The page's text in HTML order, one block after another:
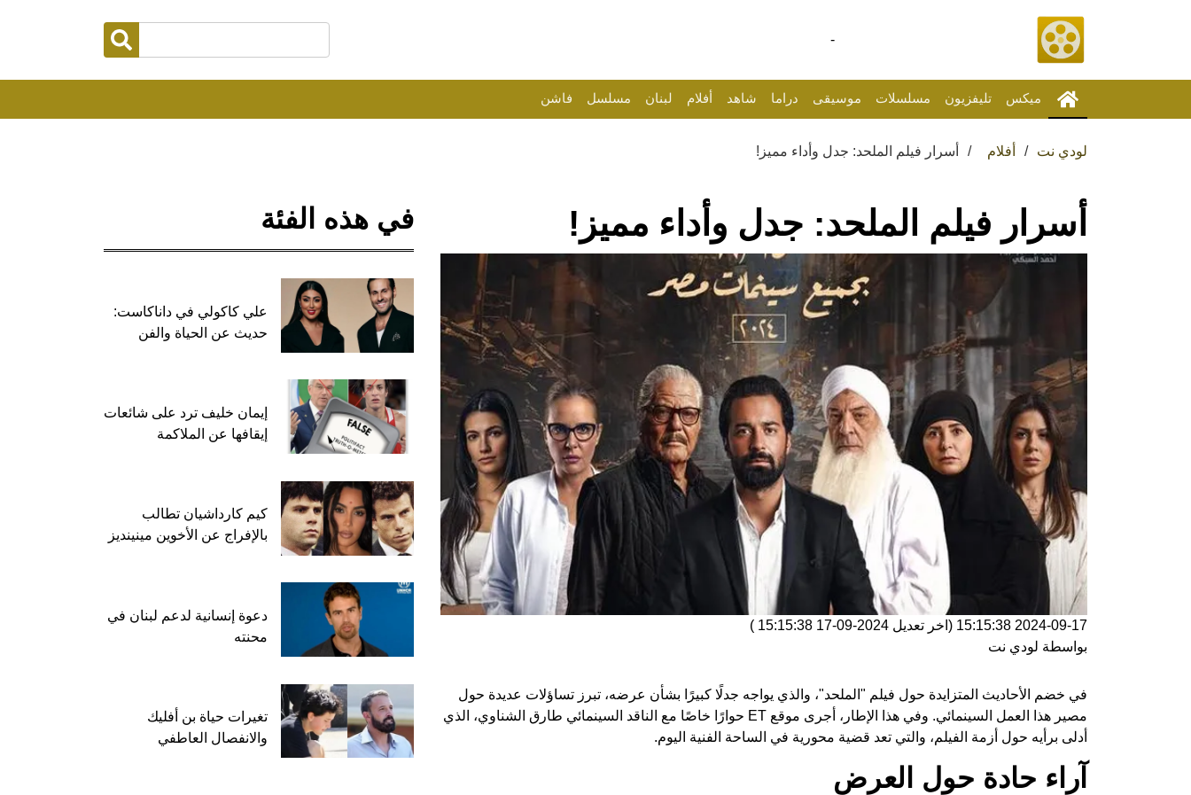
-
ميكس تليفزيون مسلسلات موسيقى دراما شاهد أفلام لبنان مسلسل فاشن
لودي نت أفلام أسرار فيلم الملحد: جدل وأداء مميز!
أسرار فيلم الملحد: جدل وأداء مميز!
2024-09-17 15:15:38 (اخر تعديل 2024-09-17 15:15:38
)
بواسطة لودي نت
في خضم الأحاديث المتزايدة حول فيلم "الملحد"، والذي يواجه جدلًا كبيرًا بشأن عرضه، تبرز تساؤلات عديدة حول
مصير هذا العمل السينمائي. وفي هذا الإطار، أجرى موقع ET حوارًا خاصًا مع الناقد السينمائي طارق الشناوي، الذي
أدلى برأيه حول أزمة الفيلم، والتي تعد قضية محورية في الساحة الفنية اليوم.
آراء حادة حول العرض
في هذه الفئة
علي كاكولي في داناكاست:
حديث عن الحياة والفن
إيمان خليف ترد على شائعات
إيقافها عن الملاكمة
كيم كارداشيان تطالب
بالإفراج عن الأخوين مينينديز
دعوة إنسانية لدعم لبنان في
محنته
تغيرات حياة بن أفليك
والانفصال العاطفي